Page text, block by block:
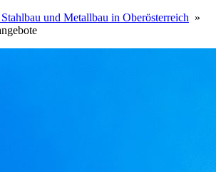
und Metallbau in Oberösterreich »